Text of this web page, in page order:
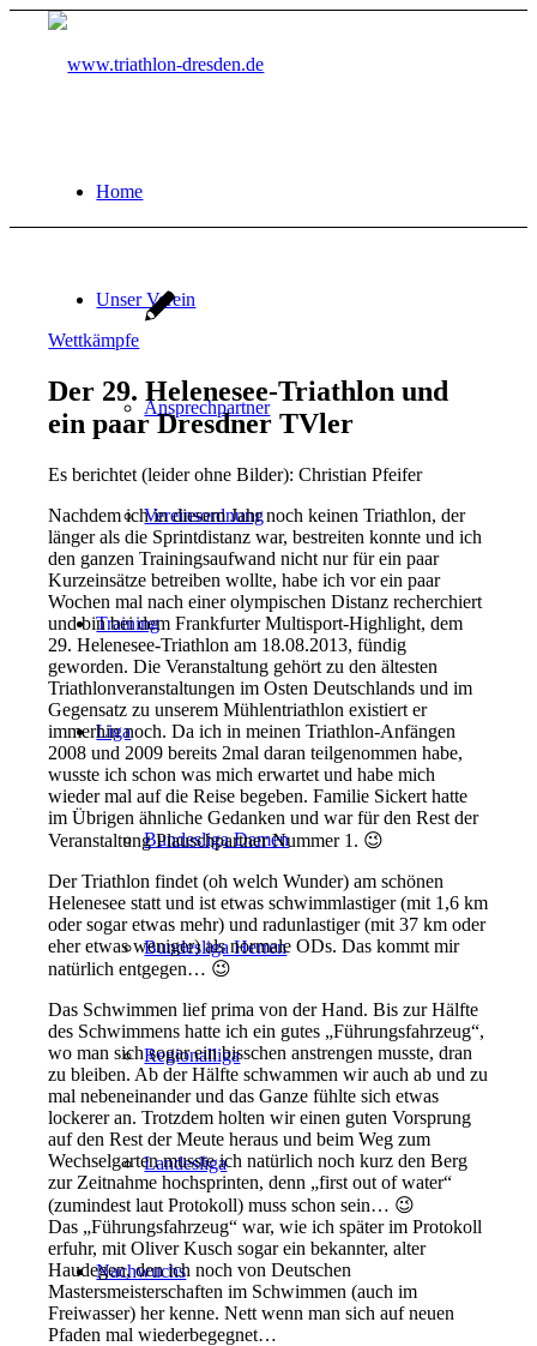
Home
Unser Verein
Ansprechpartner
Vereinsordnung
Training
Liga
Bundesliga Damen
Bundesliga Herren
Regionalliga
Landesliga
Nachwuchs
Wettkämpfe
Der 29. Helenesee-Triathlon und
ein paar Dresdner TVler
Es berichtet (leider ohne Bilder): Christian Pfeifer
Nachdem ich in diesem Jahr noch keinen Triathlon, der
länger als die Sprintdistanz war, bestreiten konnte und ich
den ganzen Trainingsaufwand nicht nur für ein paar
Kurzeinsätze betreiben wollte, habe ich vor ein paar
Wochen mal nach einer olympischen Distanz recherchiert
und bin bei dem Frankfurter Multisport-Highlight, dem
29. Helenesee-Triathlon am 18.08.2013, fündig
geworden. Die Veranstaltung gehört zu den ältesten
Triathlonveranstaltungen im Osten Deutschlands und im
Gegensatz zu unserem Mühlentriathlon existiert er
immerhin noch. Da ich in meinen Triathlon-Anfängen
2008 und 2009 bereits 2mal daran teilgenommen habe,
wusste ich schon was mich erwartet und habe mich
wieder mal auf die Reise begeben. Familie Sickert hatte
im Übrigen ähnliche Gedanken und war für den Rest der
Veranstaltung Plauschpartner Nummer 1. 😉
Der Triathlon findet (oh welch Wunder) am schönen
Helenesee statt und ist etwas schwimmlastiger (mit 1,6 km
oder sogar etwas mehr) und radunlastiger (mit 37 km oder
eher etwas weniger) als normale ODs. Das kommt mir
natürlich entgegen… 😉
Das Schwimmen lief prima von der Hand. Bis zur Hälfte
des Schwimmens hatte ich ein gutes „Führungsfahrzeug“,
wo man sich sogar ein bisschen anstrengen musste, dran
zu bleiben. Ab der Hälfte schwammen wir auch ab und zu
mal nebeneinander und das Ganze fühlte sich etwas
lockerer an. Trotzdem holten wir einen guten Vorsprung
auf den Rest der Meute heraus und beim Weg zum
Wechselgarten musste ich natürlich noch kurz den Berg
zur Zeitnahme hochsprinten, denn „first out of water“
(zumindest laut Protokoll) muss schon sein… 😉
Das „Führungsfahrzeug“ war, wie ich später im Protokoll
erfuhr, mit Oliver Kusch sogar ein bekannter, alter
Haudegen, den ich noch von Deutschen
Mastersmeisterschaften im Schwimmen (auch im
Freiwasser) her kenne. Nett wenn man sich auf neuen
Pfaden mal wiederbegegnet…